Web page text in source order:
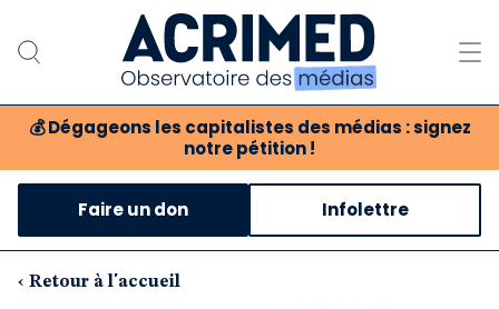
💰 Dégageons les capitalistes des médias : signez
notre pétition !
Notre association
Notre critique des médias
Nos propositions
Faire un don Infolettre
‹ Retour à l'accueil